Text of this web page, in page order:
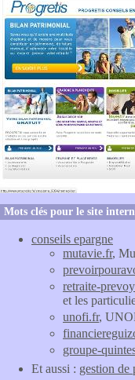
Mots clés pour le site
conseils epargne
mutavie.fr,
retraite-
et les
unofi.fr,
groupe-
Et aussi : gestion de